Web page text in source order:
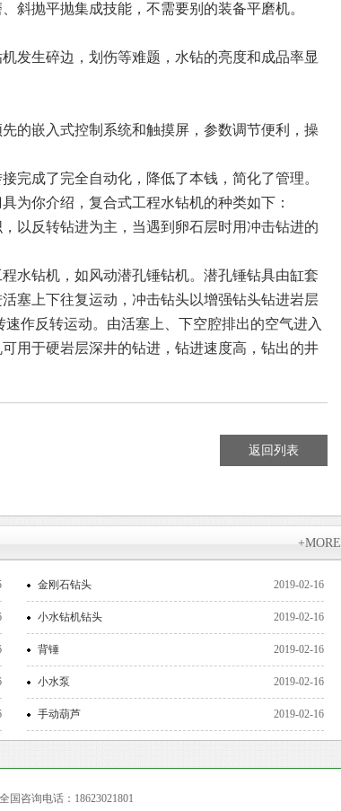
斜抛平抛集成技能，不需要别的装备平磨机。
发生碎边，划伤等难题，水钻的亮度和成品率显
的嵌入式控制系统和触摸屏，参数调节便利，操
完成了完全自动化，降低了本钱，简化了管理。
为你介绍，复合式工程水钻机的种类如下：
以反转钻进为主，当遇到卵石层时用冲击钻进的
水钻机，如风动潜孔锤钻机。潜孔锤钻具由缸套
塞上下往复运动，冲击钻头以增强钻头钻进岩层
作反转运动。由活塞上、下空腔排出的空气进入
用于硬岩层深井的钻进，钻进速度高，钻出的井
返回列表
+MORE
金刚石钻头 2019-02-16
小水钻机钻头 2019-02-16
背锤 2019-02-16
小水泵 2019-02-16
手动葫芦 2019-02-16
全国咨询电话：18623021801